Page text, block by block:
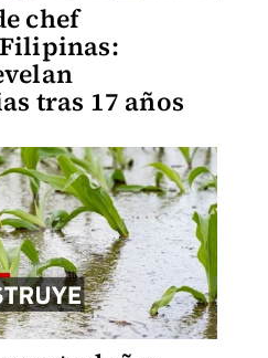
chef
tras 17 años